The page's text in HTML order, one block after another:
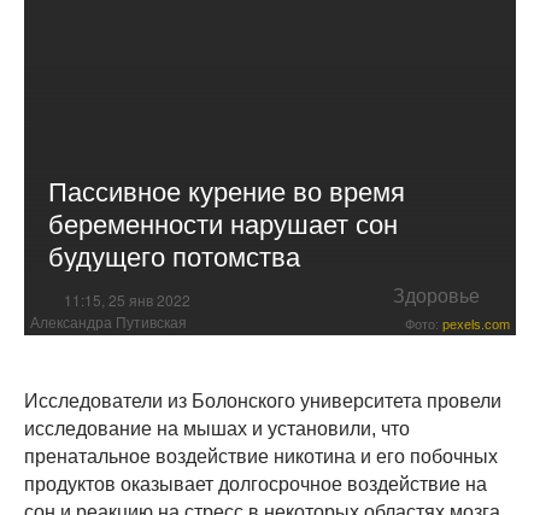
Пассивное курение во время
беременности нарушает сон
будущего потомства
11:15, 25 янв 2022 Здоровье
Александра Путивская Фото: pexels.com
Исследователи из Болонского университета провели
исследование на мышах и установили, что
пренатальное воздействие никотина и его побочных
продуктов оказывает долгосрочное воздействие на